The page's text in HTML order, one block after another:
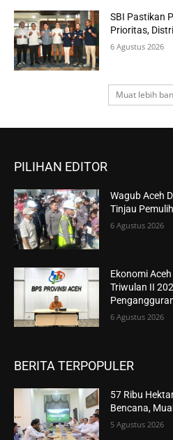
SBI Pastikan
Prioritas,
6 Agustus 2026
Muat lebih
PILIHAN EDITOR
Wagub Aceh
Tinjau
6 Agustus 2026
Ekonomi
Triwulan II
6 Agustus 2026
BERITA TERPOPULER
57 Ribu
Bencana,
5 Agustus 2026